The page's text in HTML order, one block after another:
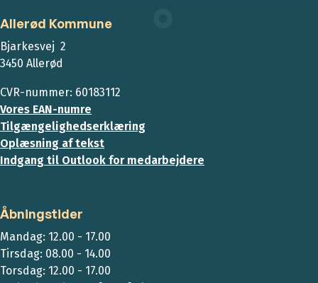
Allerød Kommune
Bjarkesvej 2
3450 Allerød
CVR-nummer: 60183112
Vores EAN-numre
Tilgængelighedserklæring
Oplæsning af tekst
Indgang til Outlook for medarbejdere
Åbningstider
Mandag: 12.00 - 17.00
Tirsdag: 08.00 - 14.00
Torsdag: 12.00 - 17.00